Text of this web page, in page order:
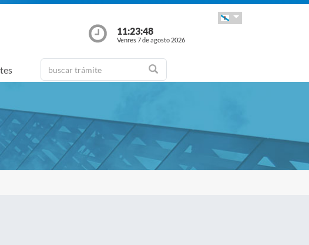
11:23:48
Venres 7 de agosto 2026